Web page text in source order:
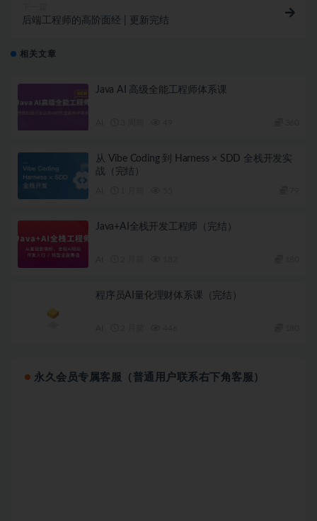
后端工程师的高阶面经 | 更新完结
相关文章
Java AI 高级全能工程师体系课
从 Vibe Coding 到 Harness × SDD 全栈开发实
战（完结）
Java+AI全栈开发工程师（完结）
程序员AI量化理财体系课（完结）
永久会员专属客服（普通用户联系右下角客服）